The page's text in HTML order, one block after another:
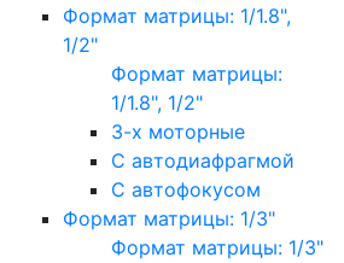
Формат матрицы: 1/1.8",
1/2"
Формат матрицы:
1/1.8", 1/2"
3-х моторные
С автодиафрагмой
С автофокусом
Формат матрицы: 1/3"
Формат матрицы: 1/3"